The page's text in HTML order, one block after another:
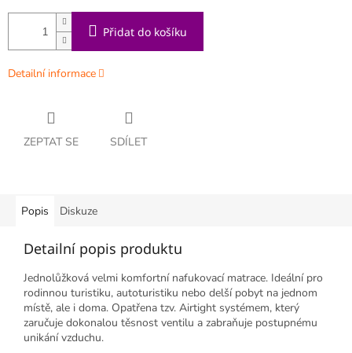
Přidat do košíku
Detailní informace
ZEPTAT SE SDÍLET
Popis Diskuze
Detailní popis produktu
Jednolůžková velmi komfortní nafukovací matrace. Ideální pro
rodinnou turistiku, autoturistiku nebo delší pobyt na jednom
místě, ale i doma. Opatřena tzv. Airtight systémem, který
zaručuje dokonalou těsnost ventilu a zabraňuje postupnému
unikání vzduchu.